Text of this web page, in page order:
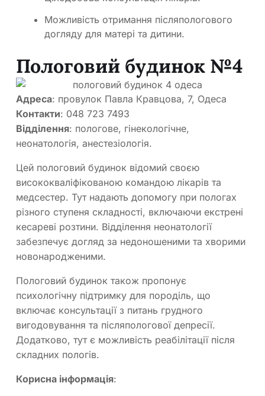
Можливість отримання післяпологового
догляду для матері та дитини.
Пологовий будинок №4
Адреса: провулок Павла Кравцова, 7, Одеса
Контакти: 048 723 7493
Відділення: пологове, гінекологічне,
неонатологія, анестезіологія.
Цей пологовий будинок відомий своєю
висококваліфікованою командою лікарів та
медсестер. Тут надають допомогу при пологах
різного ступеня складності, включаючи екстрені
кесареві розтини. Відділення неонатології
забезпечує догляд за недоношеними та хворими
новонародженими.
Пологовий будинок також пропонує
психологічну підтримку для породіль, що
включає консультації з питань грудного
вигодовування та післяпологової депресії.
Додатково, тут є можливість реабілітації після
складних пологів.
Корисна інформація: